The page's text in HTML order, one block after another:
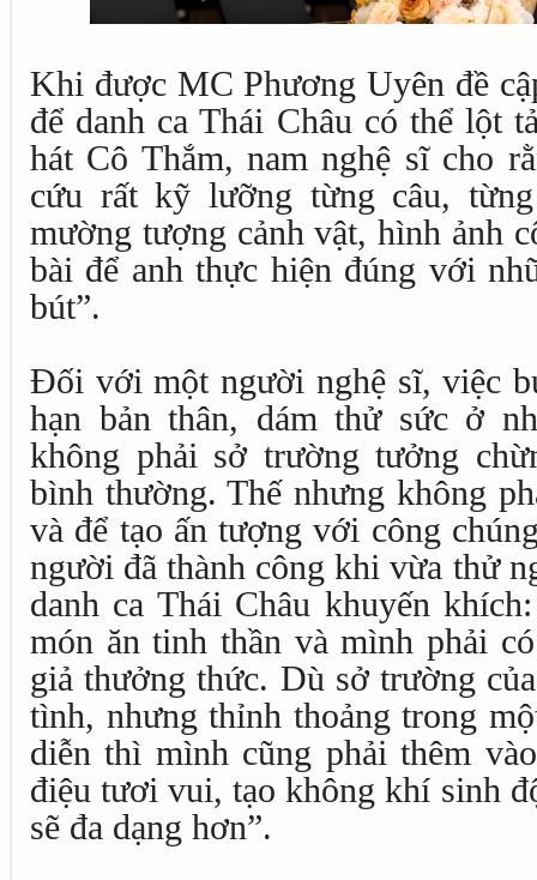
Khi được MC Phương Uyên đề
để danh ca Thái Châu có thể lột
hát Cô Thắm, nam nghệ sĩ cho
cứu rất kỹ lưỡng từng câu,
mường tượng cảnh vật, hình ảnh
bài để anh thực hiện đúng với
bút”.
Đối với một người nghệ sĩ, việc
hạn bản thân, dám thử sức ở
không phải sở trường tưởng
bình thường. Thế nhưng không
và để tạo ấn tượng với công
người đã thành công khi vừa thử
danh ca Thái Châu khuyến
món ăn tinh thần và mình phải
giả thưởng thức. Dù sở trường
tình, nhưng thỉnh thoảng trong
diễn thì mình cũng phải thêm
điệu tươi vui, tạo không khí sinh
sẽ đa dạng hơn”.